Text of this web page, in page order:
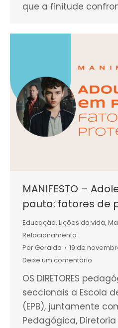
que a finitude
MANIFESTO –
pauta: fatores de
Educação, Lições da vida,
Relacionamento
PorGeraldo
19 de
Deixe um comentário
OS DIRETORES
seccionais a Escola
(EPB), juntamente
Pedagógica,